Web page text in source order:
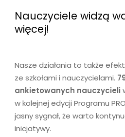
Nauczyciele widzą
więcej!
Nasze działania to także
ze szkołami i nauczycielami.
ankietowanych nauczycieli
w kolejnej edycji Programu
jasny sygnał, że warto
inicjatywy.